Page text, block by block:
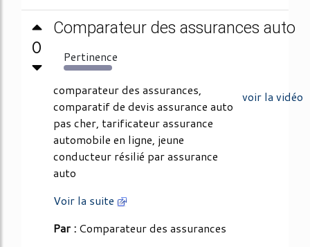
0
Comparateur des assurances auto
Pertinence
112%
voir la vidéo
comparateur des assurances,
comparatif de devis assurance auto
pas cher, tarificateur assurance
automobile en ligne, jeune
conducteur résilié par assurance
auto
Voir la suite
Par : Comparateur des assurances